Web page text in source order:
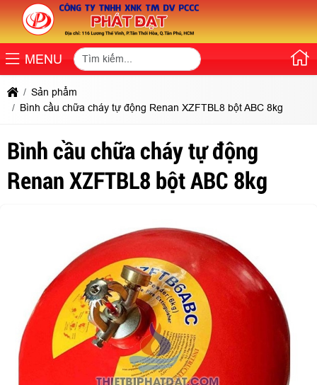
MENU
Sản phẩm
Bình cầu chữa cháy tự động Renan XZFTBL8 bột ABC 8kg
Bình cầu chữa cháy tự động
Renan XZFTBL8 bột ABC 8kg